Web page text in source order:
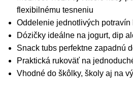
flexibilnému tesneniu
Oddelenie jednotlivých potravín
Dózičky ideálne na jogurt, dip
Snack tubs perfektne zapadnú
Praktická rukoväť na
Vhodné do škôlky, školy aj na